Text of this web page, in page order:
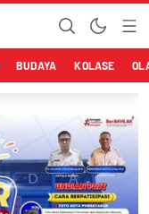
BUDAYA KOLASE